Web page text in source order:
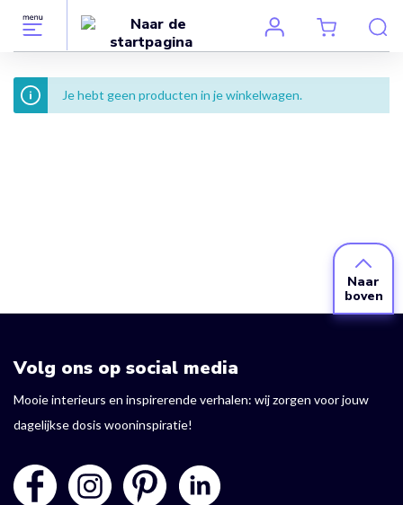
Je hebt geen producten in je winkelwagen.
Naar
boven
Volg ons op social media
Mooie interieurs en inspirerende verhalen: wij zorgen voor jouw
dagelijkse dosis wooninspiratie!